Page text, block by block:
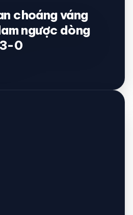
© 2026 TT24H
choáng váng
ngược dòng
0